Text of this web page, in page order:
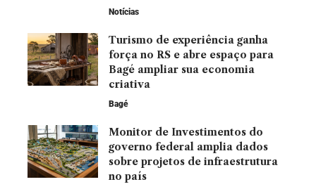
Notícias
Turismo de experiência ganha
força no RS e abre espaço para
Bagé ampliar sua economia
criativa
Bagé
Monitor de Investimentos do
governo federal amplia dados
sobre projetos de infraestrutura
no país